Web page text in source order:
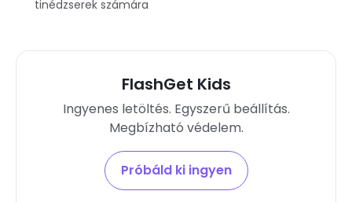
tinédzserek számára
FlashGet Kids
Ingyenes letöltés. Egyszerű beállítás.
Megbízható védelem.
Próbáld ki ingyen